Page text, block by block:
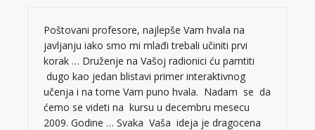
Poštovani profesore, najlepše Vam hvala na
javljanju iako smo mi mlađi trebali učiniti prvi
korak … Druženje na Vašoj radionici ću pamtiti
dugo kao jedan blistavi primer interaktivnog
učenja i na tome Vam puno hvala. Nadam se da
ćemo se videti na kursu u decembru mesecu
2009. Godine … Svaka Vaša ideja je dragocena